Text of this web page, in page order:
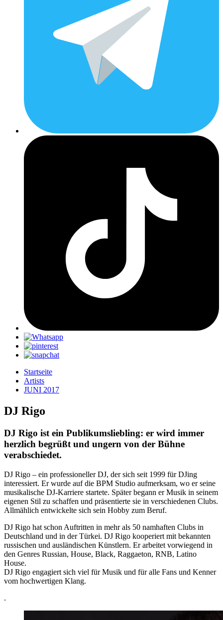
Startseite
Artists
JUNI 2017
DJ Rigo
DJ Rigo ist ein Publikumsliebling: er wird immer
herzlich begrüßt und ungern von der Bühne
verabschiedet.
DJ Rigo – ein professioneller DJ, der sich seit 1999 für DJing
interessiert. Er wurde auf die BPM Studio aufmerksam, wo er seine
musikalische DJ-Karriere startete. Später begann er Musik in seinem
eigenen Stil zu schaffen und präsentierte sie in verschiedenen Clubs.
Allmählich entwickelte sich sein Hobby zum Beruf.
DJ Rigo hat schon Auftritten in mehr als 50 namhaften Clubs in
Deutschland und in der Türkei. DJ Rigo kooperiert mit bekannten
russischen und ausländischen Künstlern. Er arbeitet vorwiegend in
den Genres Russian, House, Black, Raggaeton, RNB, Latino
House.
DJ Rigo engagiert sich viel für Musik und für alle Fans und Kenner
vom hochwertigen Klang.
.